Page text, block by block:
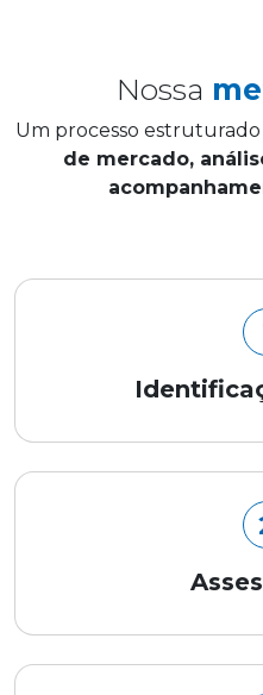
Nossa
Um processo
de mercado,